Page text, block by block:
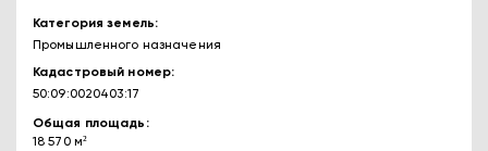
Категория земель
Промышленного назначения
Кадастровый номер
50:09:0020403:17
Общая площадь
18 570 м²